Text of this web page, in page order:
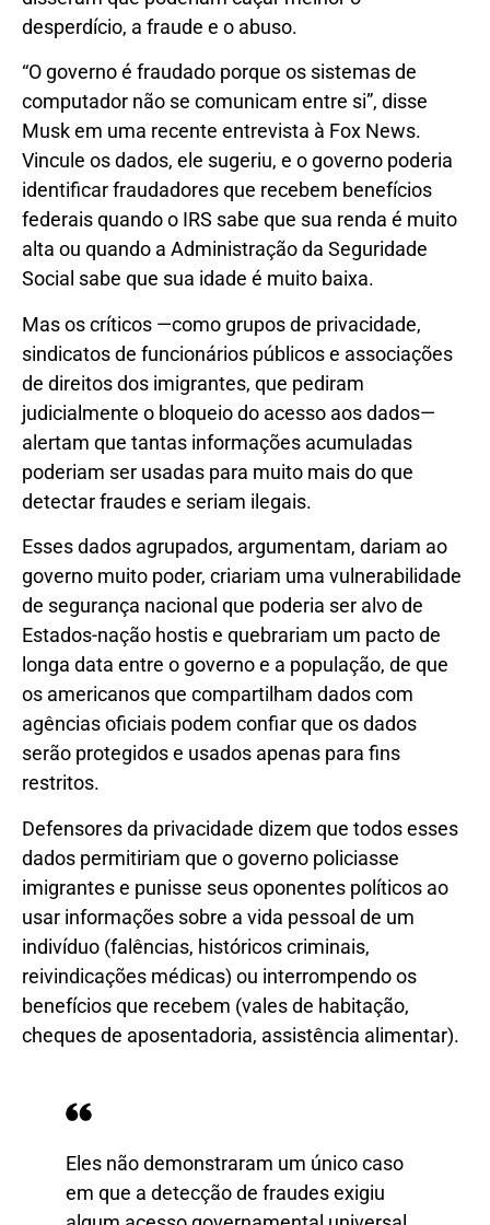
desperdício, a fraude e o abuso.
“O governo é fraudado porque os sistemas de
computador não se comunicam entre si”, disse
Musk em uma recente entrevista à Fox News.
Vincule os dados, ele sugeriu, e o governo poderia
identificar fraudadores que recebem benefícios
federais quando o IRS sabe que sua renda é muito
alta ou quando a Administração da Seguridade
Social sabe que sua idade é muito baixa.
Mas os críticos —como grupos de privacidade,
sindicatos de funcionários públicos e associações
de direitos dos imigrantes, que pediram
judicialmente o bloqueio do acesso aos dados—
alertam que tantas informações acumuladas
poderiam ser usadas para muito mais do que
detectar fraudes e seriam ilegais.
Esses dados agrupados, argumentam, dariam ao
governo muito poder, criariam uma vulnerabilidade
de segurança nacional que poderia ser alvo de
Estados-nação hostis e quebrariam um pacto de
longa data entre o governo e a população, de que
os americanos que compartilham dados com
agências oficiais podem confiar que os dados
serão protegidos e usados apenas para fins
restritos.
Defensores da privacidade dizem que todos esses
dados permitiriam que o governo policiasse
imigrantes e punisse seus oponentes políticos ao
usar informações sobre a vida pessoal de um
indivíduo (falências, históricos criminais,
reivindicações médicas) ou interrompendo os
benefícios que recebem (vales de habitação,
cheques de aposentadoria, assistência alimentar).
Eles não demonstraram um único caso
em que a detecção de fraudes exigiu